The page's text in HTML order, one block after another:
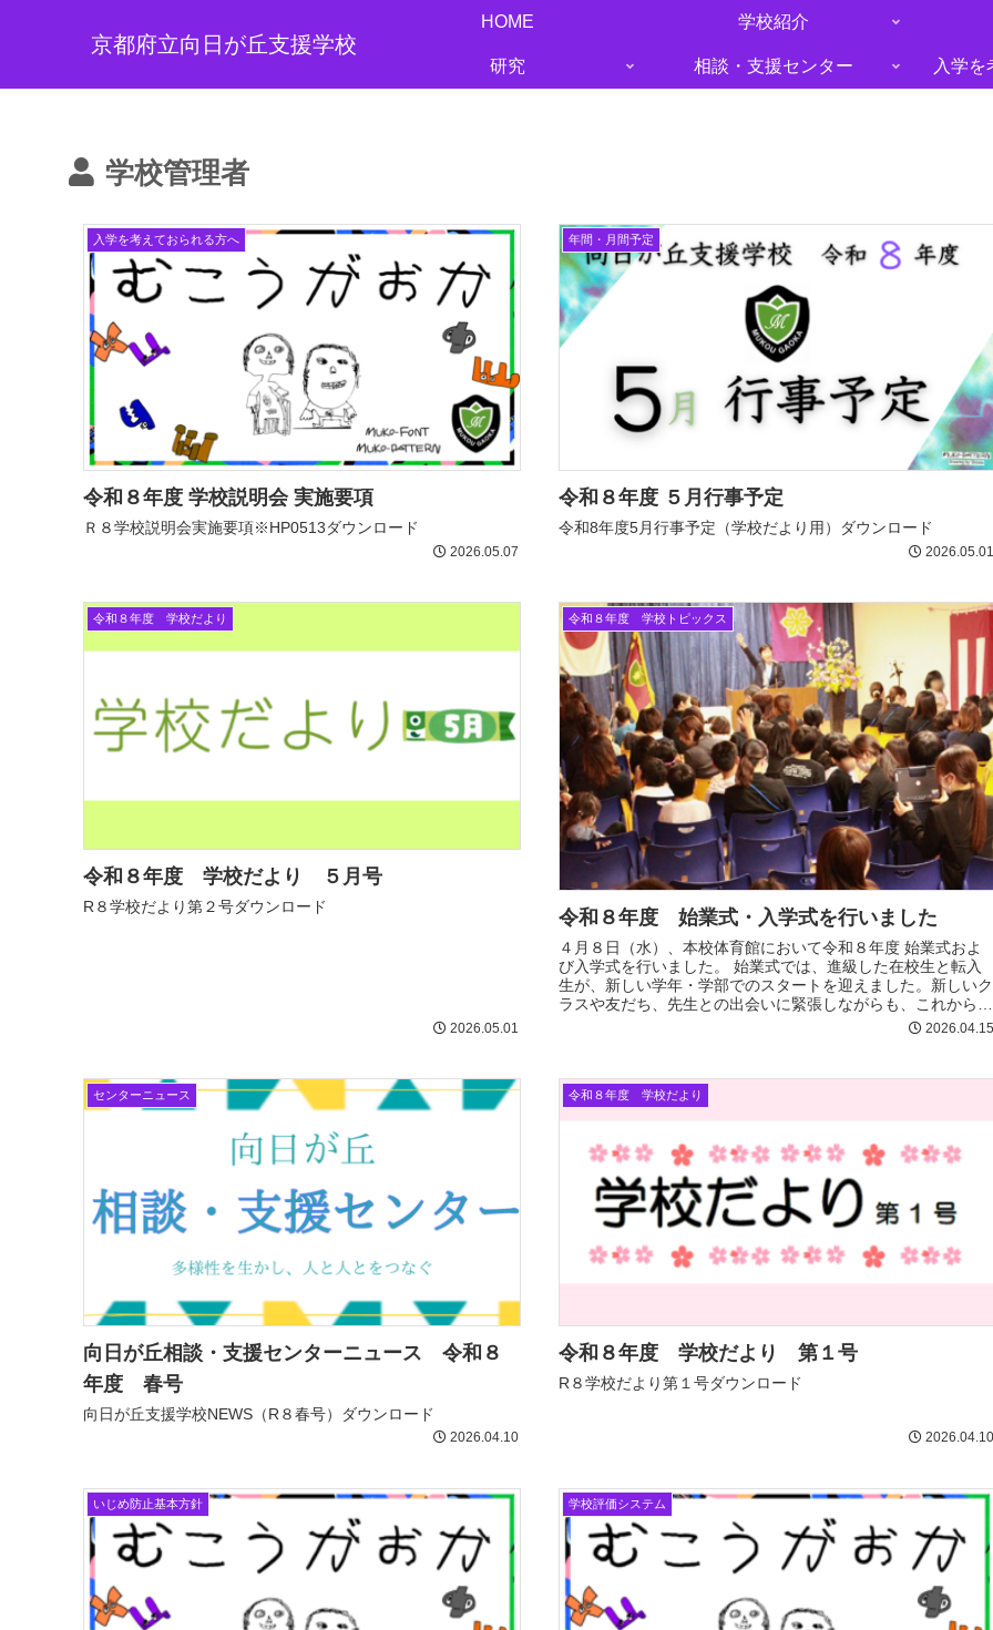
京都府立向日が丘支援学校
HOME 学校紹介
研究 相談・支援センター 入学を
学校管理者
入学を考えておられる方へ
令和８年度 学校説明会 実施要項
Ｒ８学校説明会実施要項※HP0513ダウンロード
2026.05.07
年間・月間予定
令和８年度 ５月行事予定
令和8年度5月行事予定（学校だより用）ダウンロード
令和８年度 学校だより
令和８年度 学校だより ５月号
R８学校だより第２号ダウンロード
2026.05.01
令和８年度 学校トピックス
令和８年度 始業式・入学式を行いました
４月８日（水）、本校体育館において令和８年度 始業式およ
び入学式を行いました。 始業式では、進級した在校生と転入
生が、新しい学年・学部でのスタートを迎えました。新しいク
ラスや友だち、先生との出会いに緊張しながらも、これからの
センターニュース
向日が丘相談・支援センターニュース 令和８
年度 春号
向日が丘支援学校NEWS（R８春号）ダウンロード
2026.04.10
令和８年度 学校だより
令和８年度 学校だより 第１号
R８学校だより第１号ダウンロード
いじめ防止基本方針 学校評価システム